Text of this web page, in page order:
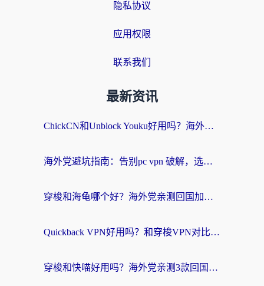
隐私协议
应用权限
联系我们
最新资讯
ChickCN和Unblock Youku好用吗？海外党亲测3款回国加速器，附iOS免费选择指南
海外党避坑指南：告别pc vpn 破解，选对回国加速器轻松访问国内资源
穿梭和海龟哪个好？海外党亲测回国加速器，附电脑免费VPN推荐
Quickback VPN好用吗？和穿梭VPN对比哪个回国效果更好？海外党必看的真实测评与选择指南
穿梭和快喵好用吗？海外党亲测3款回国加速器，附日本回国VPN避坑指南